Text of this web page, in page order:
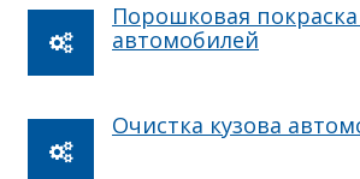
Порошковая
автомобилей
Очистка кузова